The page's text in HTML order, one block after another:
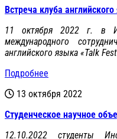
Встреча клуба
11 октября 2022 г. в
международного
английского языка «Talk
Подробнее
13 октября 2022
Студенческое научное
12.10.2022 студенты